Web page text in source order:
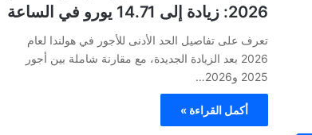
2026: زيادة إلى 14.71 يورو في الساعة
تعرف على تفاصيل الحد الأدنى للأجور في هولندا لعام
2026 بعد الزيادة الجديدة، مع مقارنة شاملة بين أجور
2025 و2026…
أكمل القراءة »